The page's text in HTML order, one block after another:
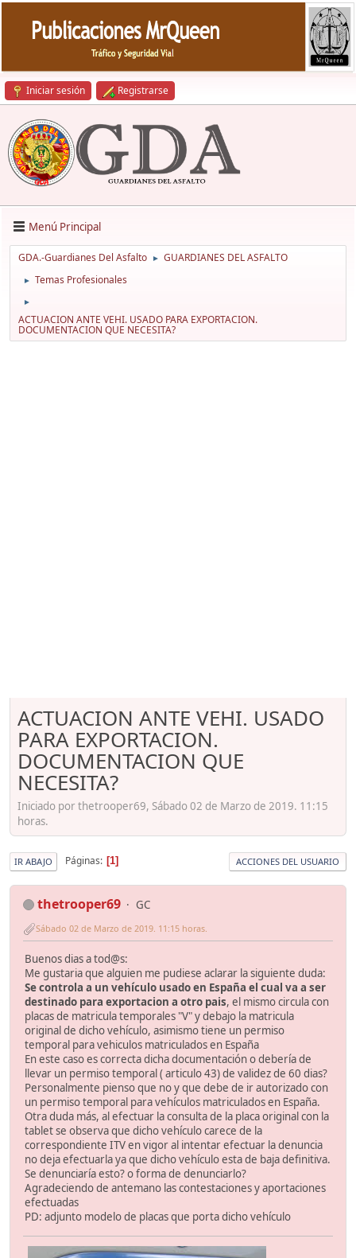
Iniciar sesión Registrarse
Menú Principal
GDA.-Guardianes Del Asfalto ► GUARDIANES DEL ASFALTO
► Temas Profesionales
►
ACTUACION ANTE VEHI. USADO PARA EXPORTACION.
DOCUMENTACION QUE NECESITA?
ACTUACION ANTE VEHI. USADO
PARA EXPORTACION.
DOCUMENTACION QUE
NECESITA?
Iniciado por thetrooper69, Sábado 02 de Marzo de 2019. 11:15
horas.
IR ABAJO Páginas 1 ACCIONES DEL USUARIO
thetrooper69 GC
Sábado 02 de Marzo de 2019. 11:15 horas.
Buenos dias a tod@s:
Me gustaria que alguien me pudiese aclarar la siguiente duda:
Se controla a un vehículo usado en España el cual va a ser
destinado para exportacion a otro pais, el mismo circula con
placas de matricula temporales "V" y debajo la matricula
original de dicho vehículo, asimismo tiene un permiso
temporal para vehiculos matriculados en España
En este caso es correcta dicha documentación o debería de
llevar un permiso temporal ( articulo 43) de validez de 60 dias?
Personalmente pienso que no y que debe de ir autorizado con
un permiso temporal para vehículos matriculados en España.
Otra duda más, al efectuar la consulta de la placa original con la
tablet se observa que dicho vehículo carece de la
correspondiente ITV en vigor al intentar efectuar la denuncia
no deja efectuarla ya que dicho vehículo esta de baja definitiva.
Se denunciaría esto? o forma de denunciarlo?
Agradeciendo de antemano las contestaciones y aportaciones
efectuadas
PD: adjunto modelo de placas que porta dicho vehículo